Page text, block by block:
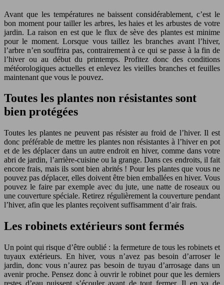
Avant que les températures ne baissent considérablement, c’est le
bon moment pour tailler les arbres, les haies et les arbustes de votre
jardin. La raison en est que le flux de sève des plantes est minime
pour le moment. Lorsque vous taillez les branches avant l’hiver,
l’arbre n’en souffrira pas, contrairement à ce qui se passe à la fin de
l’hiver ou au début du printemps. Profitez donc des conditions
météorologiques actuelles et enlevez les vieilles branches et feuilles
maintenant que vous le pouvez.
Toutes les plantes non résistantes sont
bien protégées
Toutes les plantes ne peuvent pas résister au froid de l’hiver. Il est
donc préférable de mettre les plantes non résistantes à l’hiver en pot
et de les déplacer dans un autre endroit en hiver, comme dans votre
abri de jardin, l’arrière-cuisine ou la grange. Dans ces endroits, il fait
encore frais, mais ils sont bien abrités ! Pour les plantes que vous ne
pouvez pas déplacer, elles doivent être bien emballées en hiver. Vous
pouvez le faire par exemple avec du jute, une natte de roseaux ou
une couverture spéciale. Retirez régulièrement la couverture pendant
l’hiver, afin que les plantes reçoivent suffisamment d’air frais.
Les robinets extérieurs sont fermés
Un point qui risque d’être oublié : la fermeture de tous les robinets et
tuyaux extérieurs. En hiver, vous n’avez pas besoin d’arroser le
jardin, donc vous n’aurez pas besoin de tuyau d’arrosage dans un
avenir proche. Pensez donc à ouvrir le robinet pour que les derniers